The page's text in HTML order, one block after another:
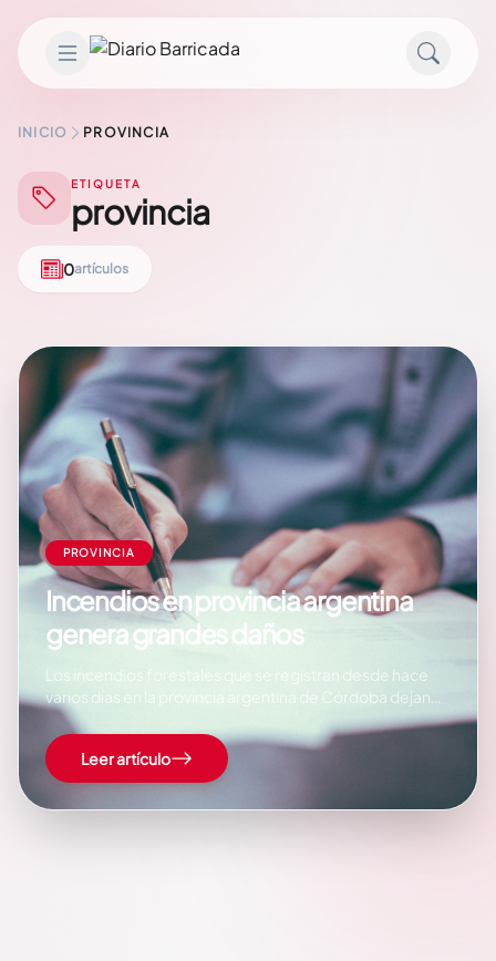
INICIO PROVINCIA
ETIQUETA
provincia
0artículos
PROVINCIA
Incendios en provincia argentina
genera grandes daños
Los incendios forestales que se registran desde hace
varios días en la provincia argentina de Córdoba dejan
hoy un panorama desolador con unas 191 mil hectáreas
dañadas y grandes pérdidas económicas. La provincia
es una de las más afectadas por las conflagraciones
provocadas por el clima y también…
Leer artículo